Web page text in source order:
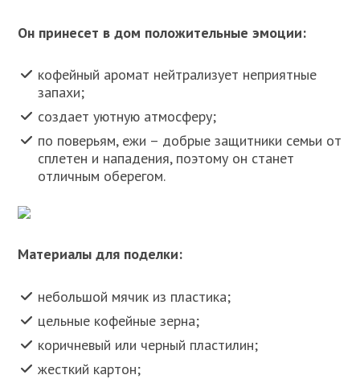
Он принесет в дом положительные эмоции:
кофейный аромат нейтрализует неприятные
запахи;
создает уютную атмосферу;
по поверьям, ежи – добрые защитники семьи от
сплетен и нападения, поэтому он станет
отличным оберегом.
Материалы для поделки:
небольшой мячик из пластика;
цельные кофейные зерна;
коричневый или черный пластилин;
жесткий картон;